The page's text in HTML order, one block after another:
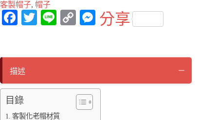
客製帽子, 帽子
Fa
ok
T
Li
C
nk
M
er
分享
描述
目錄
客製化老帽材質